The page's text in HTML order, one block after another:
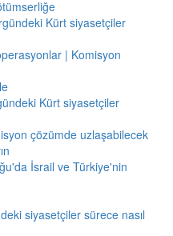
Kürt siyasetçiler
| Komisyon
Kürt siyasetçiler
çözümde uzlaşabilecek
İsrail ve Türkiye'nin
siyasetçiler sürece nasıl